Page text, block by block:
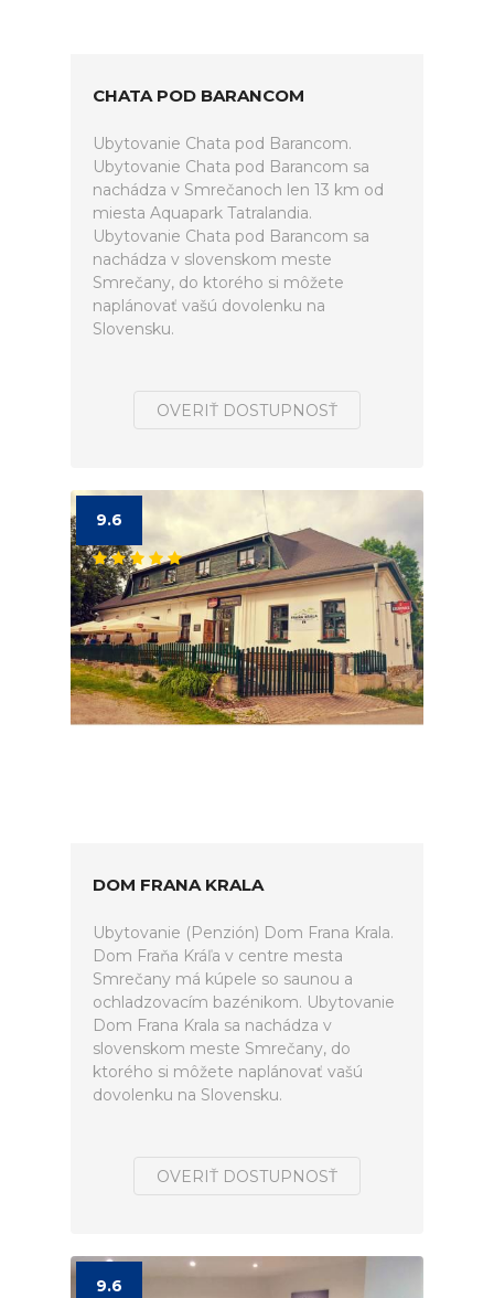
CHATA POD BARANCOM
Ubytovanie Chata pod Barancom.
Ubytovanie Chata pod Barancom sa
nachádza v Smrečanoch len 13 km od
miesta Aquapark Tatralandia.
Ubytovanie Chata pod Barancom sa
nachádza v slovenskom meste
Smrečany, do ktorého si môžete
naplánovať vašú dovolenku na
Slovensku.
OVERIŤ DOSTUPNOSŤ
9.6
DOM FRANA KRALA
Ubytovanie (Penzión) Dom Frana Krala.
Dom Fraňa Kráľa v centre mesta
Smrečany má kúpele so saunou a
ochladzovacím bazénikom. Ubytovanie
Dom Frana Krala sa nachádza v
slovenskom meste Smrečany, do
ktorého si môžete naplánovať vašú
dovolenku na Slovensku.
OVERIŤ DOSTUPNOSŤ
9.6